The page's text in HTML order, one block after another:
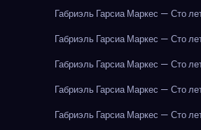
Габриэль Гарсиа Маркес — Сто
Габриэль Гарсиа Маркес — Сто
Габриэль Гарсиа Маркес — Сто
Габриэль Гарсиа Маркес — Сто
Габриэль Гарсиа Маркес — Сто